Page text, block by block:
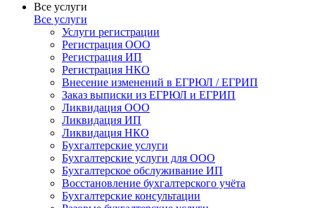
Все услуги
Все услуги
Услуги регистрации
Регистрация ООО
Регистрация ИП
Регистрация НКО
Внесение изменений в ЕГРЮЛ / ЕГРИП
Заказ выписки из ЕГРЮЛ и ЕГРИП
Ликвидация ООО
Ликвидация ИП
Ликвидация НКО
Бухгалтерские услуги
Бухгалтерские услуги для ООО
Бухгалтерское обслуживание ИП
Восстановление бухгалтерского учёта
Бухгалтерские консультации